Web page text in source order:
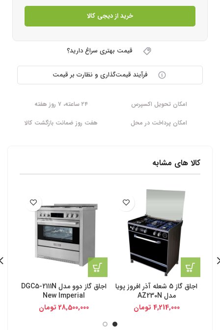
خرید از دیجی کالا
قیمت بهتری سراغ دارید؟
فرآیند قیمت‌گذاری و نظارت بر قیمت
امکان تحویل اکسپرس
۲۴ ساعته، ۷ روز هفته
امکان پرداخت در محل
هفت روز ضمانت بازگشت کالا
کالا های مشابه
اجاق گاز 5 شعله آذر افروز پویا
مدل AZ230N
4,214,000 تومان
اجاق گاز دوو مدل DGC5-2111N
New Imperial
28,500,000 تومان